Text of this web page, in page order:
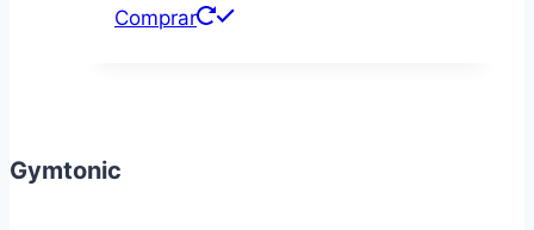
Comprar
Gymtonic